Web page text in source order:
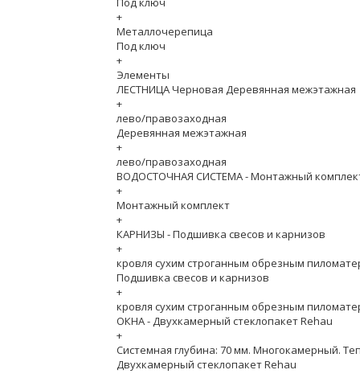
+
Металлочерепица
Под ключ
+
Элементы
ЛЕСТНИЦА Черновая Деревянная межэтажная
+
лево/правозаходная
Деревянная межэтажная
+
лево/правозаходная
ВОДОСТОЧНАЯ СИСТЕМА - Монтажный
+
Монтажный комплект
+
КАРНИЗЫ - Подшивка свесов и карнизов
+
кровля сухим строганным обрезным
Подшивка свесов и карнизов
+
кровля сухим строганным обрезным
ОКНА - Двухкамерный стеклопакет Rehau
+
Системная глубина: 70 мм. Многокамерный.
Двухкамерный стеклопакет Rehau